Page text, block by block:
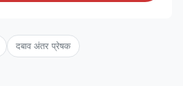
दबाव अंतर प्रेषक